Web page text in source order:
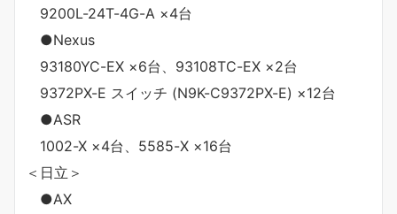
9200L-24T-4G-A ×4台
●Nexus
93180YC-EX ×6台、93108TC-EX ×2台
9372PX-E スイッチ (N9K-C9372PX-E) ×12台
●ASR
1002-X ×4台、5585-X ×16台
＜日立＞
●AX